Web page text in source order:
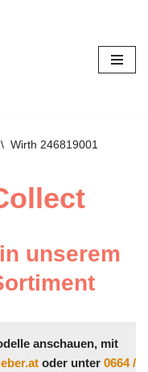
\ Wirth 246819001
unserem
anschauen, mit
oder unter 0664 /